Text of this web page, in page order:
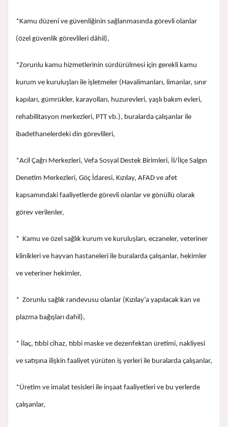
*Kamu düzeni ve güvenliğinin sağlanmasında görevli olanlar
(özel güvenlik görevlileri dâhil),
*Zorunlu kamu hizmetlerinin sürdürülmesi için gerekli kamu
kurum ve kuruluşları ile işletmeler (Havalimanları, limanlar, sınır
kapıları, gümrükler, karayolları, huzurevleri, yaşlı bakım evleri,
rehabilitasyon merkezleri, PTT vb.), buralarda çalışanlar ile
ibadethanelerdeki din görevlileri,
*Acil Çağrı Merkezleri, Vefa Sosyal Destek Birimleri, İl/İlçe Salgın
Denetim Merkezleri, Göç İdaresi, Kızılay, AFAD ve afet
kapsamındaki faaliyetlerde görevli olanlar ve gönüllü olarak
görev verilenler,
* Kamu ve özel sağlık kurum ve kuruluşları, eczaneler, veteriner
klinikleri ve hayvan hastaneleri ile buralarda çalışanlar, hekimler
ve veteriner hekimler,
* Zorunlu sağlık randevusu olanlar (Kızılay’a yapılacak kan ve
plazma bağışları dahil),
* İlaç, tıbbi cihaz, tıbbi maske ve dezenfektan üretimi, nakliyesi
ve satışına ilişkin faaliyet yürüten iş yerleri ile buralarda çalışanlar,
*Üretim ve imalat tesisleri ile inşaat faaliyetleri ve bu yerlerde
çalışanlar,